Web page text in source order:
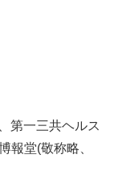
第一三共ヘルス
報堂(敬称略、